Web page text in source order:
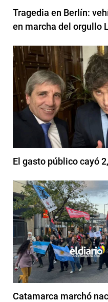
Tragedia en Berlín:
en marcha del orgullo
El gasto público cayó
Catamarca marchó